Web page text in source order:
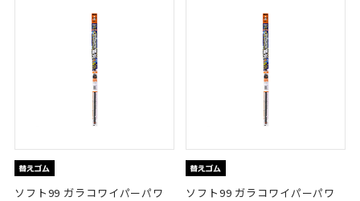
ソフト99 ガラコワイパーパワ
ソフト99 ガラコワイパーパワ